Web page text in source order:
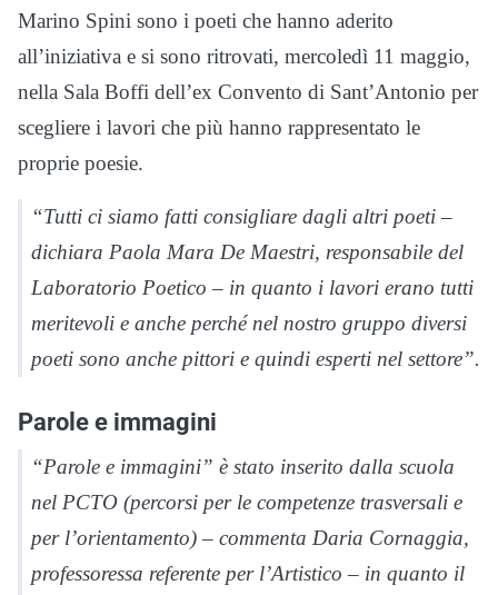
Marino Spini sono i poeti che hanno aderito
all’iniziativa e si sono ritrovati, mercoledì 11 maggio,
nella Sala Boffi dell’ex Convento di Sant’Antonio per
scegliere i lavori che più hanno rappresentato le
proprie poesie.
“Tutti ci siamo fatti consigliare dagli altri poeti –
dichiara Paola Mara De Maestri, responsabile del
Laboratorio Poetico – in quanto i lavori erano tutti
meritevoli e anche perché nel nostro gruppo diversi
poeti sono anche pittori e quindi esperti nel settore”.
Parole e immagini
“Parole e immagini” è stato inserito dalla scuola
nel PCTO (percorsi per le competenze trasversali e
per l’orientamento) – commenta Daria Cornaggia,
professoressa referente per l’Artistico – in quanto il